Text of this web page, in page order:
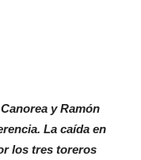
y Ramón
La caída en
los tres toreros